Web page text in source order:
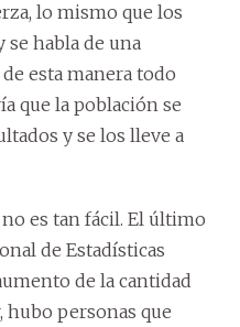
lo mismo que los
se habla de una
esta manera todo
que la población se
y se los lleve a
es tan fácil. El último
de Estadísticas
de la cantidad
hubo personas que